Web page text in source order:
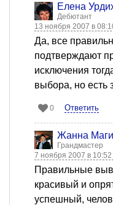
Елена
Дебютант
13 ноября 2007 в
Да, все
подтверждают
исключения
выбора, но есть
0 Ответить
Жанна
Грандмастер
7 ноября 2007 в 10:52
Правильные
красивый и
успешный,